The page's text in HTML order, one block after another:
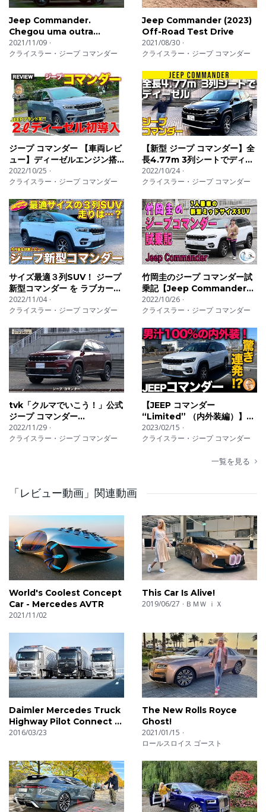
び
なんでもかんでも全力で楽しんでます！
趣味でもある「車、グルメ、ファッション、旅行、音
楽」などなど
世のパパ達のための〜パパによる〜パパ専門チャンネル
「パパライフスタイルTV」を皆さんにお届けしてまー
す！
#ジープ #コマンダー #装
Jeep Commander.
Chegou uma outra
dimensão para a sua
aventura.
2021/11/09
クライスラー・ジープ コマンダー
Jeep Commander (2023)
Off-Road Test Drive
2021/08/30
クライスラー・ジープ コマンダー
ジープ コマンダー 【車両レビ
ュー】ディーゼルエンジン搭
載の3列シートSUVが導入!! 実
用性の高いミドルサイズ!! E-
2022/10/25
クライスラー・ジープ コマンダー
【新型 ジープ コマンダー】全
長4.77m 3列シートでディー
ゼル
2022/10/24
クライスラー・ジープ コマンダー
サイズ最適３列SUV！ ジープ
新型コマンダー を ラブカーズ
TV 河口まなぶ が内外装チェ
ック＆試乗インプレッション
2022/11/04
クライスラー・ジープ コマンダー
竹岡圭のジープ コマンダー試
乗記【Jeep Commander】
7人乗車の新型ミッドサイズ
SUV
2022/10/26
クライスラー・ジープ コマンダー
tvk「クルマでいこう！」公式
ジープ コマンダー
2022/11/20放送(#759)
2022/11/29
クライスラー・ジープ コマンダー
【JEEP コマンダー
“Limited” （内外装編）】こ
れぞアメ車！男らしさ100%の
内外装！良し悪しも驚きの連
2023/02/15
クライスラー・ジープ コマンダー
一覧を見る
「レビュー動画」関連動画
World's Coolest Concept
Car - Mercedes AVTR
2021/11/02
This Car Is Alive!
2019/06/27 ＢＭＷ ｉＸ
Daimler Mercedes Truck
Highway Pilot Connect -
Test Drive
2016/03/23
The New Rolls Royce
Ghost!
2021/01/15
ロールスロイス ゴースト